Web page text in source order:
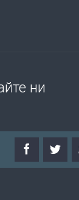
ни